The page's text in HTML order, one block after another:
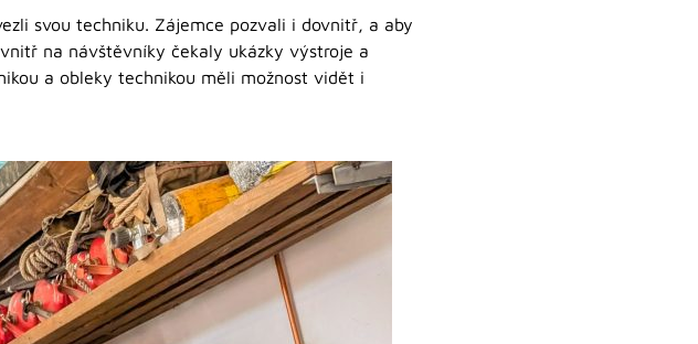
svou techniku. Zájemce pozvali i dovnitř, a aby
na návštěvníky čekaly ukázky výstroje a
a obleky technikou měli možnost vidět i